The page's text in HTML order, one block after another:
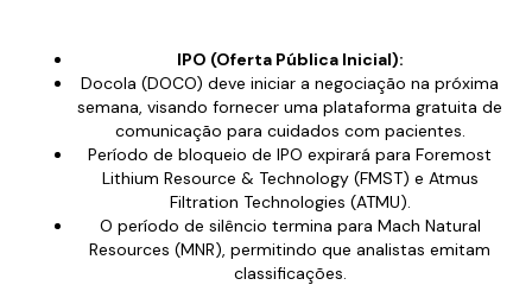
IPO (Oferta Pública Inicial):
Docola (DOCO) deve iniciar a negociação na próxima
semana, visando fornecer uma plataforma gratuita de
comunicação para cuidados com pacientes.
Período de bloqueio de IPO expirará para Foremost
Lithium Resource & Technology (FMST) e Atmus
Filtration Technologies (ATMU).
O período de silêncio termina para Mach Natural
Resources (MNR), permitindo que analistas emitam
classificações.